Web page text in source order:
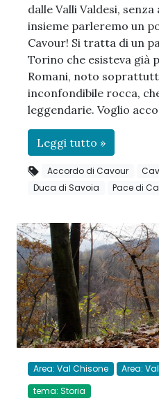
dalle Valli Valdesi,
insieme parleremo un
Cavour! Si tratta di un
Torino che esisteva già
Romani, noto
inconfondibile rocca,
leggendarie. Voglio
Leggi tutto »
Accordo di Cavour
Duca di Savoia
Pace di
Area: Val Chisone
Area:
tema: Storia